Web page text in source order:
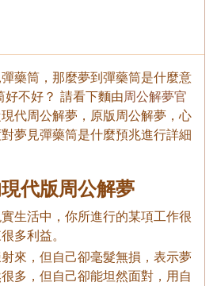
藥筒，那麼夢到彈藥筒是什麼意
不好？ 請看下麵由周公解夢官
代周公解夢，原版周公解夢，心
夢見彈藥筒是什麼預兆進行詳細
代版周公解夢
生活中，你所進行的某項工作很
多利益。
來，但自己卻毫髮無損，表示夢
多，但自己卻能坦然面對，用自